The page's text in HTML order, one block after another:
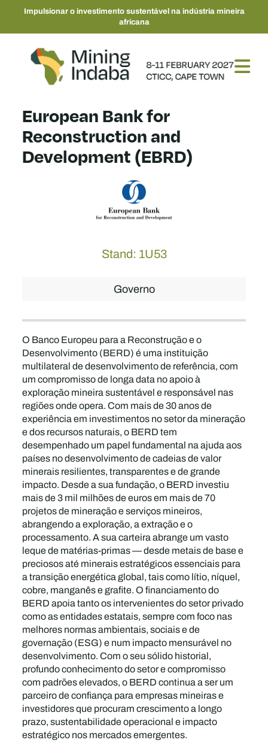
Impulsionar o investimento sustentável na indústria mineira
africana
European Bank for
Reconstruction and
Development (EBRD)
Stand: 1U53
Governo
O Banco Europeu para a Reconstrução e o
Desenvolvimento (BERD) é uma instituição
multilateral de desenvolvimento de referência, com
um compromisso de longa data no apoio à
exploração mineira sustentável e responsável nas
regiões onde opera. Com mais de 30 anos de
experiência em investimentos no setor da mineração
e dos recursos naturais, o BERD tem
desempenhado um papel fundamental na ajuda aos
países no desenvolvimento de cadeias de valor
minerais resilientes, transparentes e de grande
impacto. Desde a sua fundação, o BERD investiu
mais de 3 mil milhões de euros em mais de 70
projetos de mineração e serviços mineiros,
abrangendo a exploração, a extração e o
processamento. A sua carteira abrange um vasto
leque de matérias-primas — desde metais de base e
preciosos até minerais estratégicos essenciais para
a transição energética global, tais como lítio, níquel,
cobre, manganês e grafite. O financiamento do
BERD apoia tanto os intervenientes do setor privado
como as entidades estatais, sempre com foco nas
melhores normas ambientais, sociais e de
governação (ESG) e num impacto mensurável no
desenvolvimento. Com o seu sólido historial,
profundo conhecimento do setor e compromisso
com padrões elevados, o BERD continua a ser um
parceiro de confiança para empresas mineiras e
investidores que procuram crescimento a longo
prazo, sustentabilidade operacional e impacto
estratégico nos mercados emergentes.